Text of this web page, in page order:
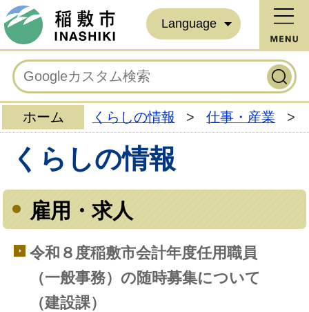
Language
ホーム くらしの情報 > 仕事・産業 >
くらしの情報
雇用・求人
令和８度稲敷市会計年度任用職員
（一般事務）の随時募集について
（建設課）